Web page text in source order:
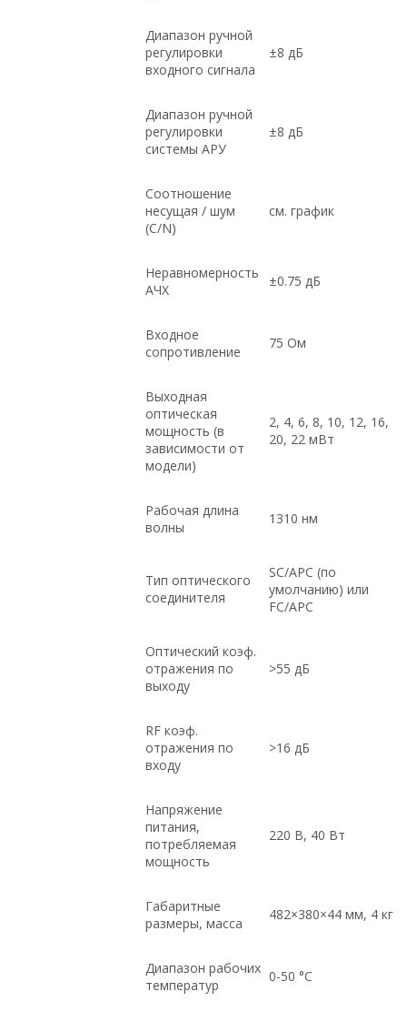
Диапазон ручной
регулировки
входного сигнала
±8 дБ
Диапазон ручной
регулировки
системы АРУ
±8 дБ
Соотношение
несущая / шум
(C/N)
см. график
Неравномерность
АЧХ
±0.75 дБ
Входное
сопротивление
75 Ом
Выходная
оптическая
мощность (в
зависимости от
модели)
2, 4, 6, 8, 10, 12, 16,
20, 22 мВт
Рабочая длина
волны
1310 нм
Тип оптического
соединителя
SC/APC (по
умолчанию) или
FC/APC
Оптический коэф.
отражения по
выходу
>55 дБ
RF коэф.
отражения по
входу
>16 дБ
Напряжение
питания,
потребляемая
мощность
220 В, 40 Вт
Габаритные
размеры, масса
482×380×44 мм, 4 кг
Диапазон рабочих
температур
0-50 °С